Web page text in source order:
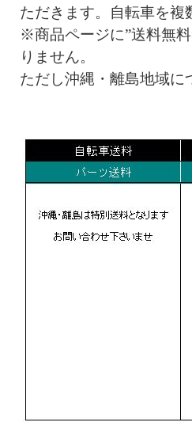
ただきます。自転車を複
※商品ページに”送料無
りません。
ただし沖縄・離島地域